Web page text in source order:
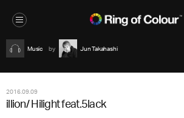
Music Jun Takahashi
2016.09.09
illion/ Hilight feat.5lack